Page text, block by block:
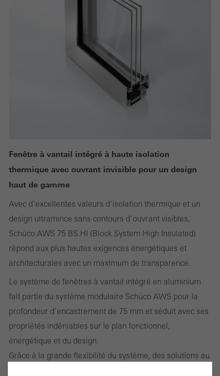
Fenêtre à vantail intégré à haute isolation
thermique avec ouvrant invisible pour un design
haut de gamme
Avec d’excellentes valeurs d’isolation thermique et un
design ultramince sans contours d’ouvrant visibles,
Schüco AWS 75 BS.HI (Block System High Insulated)
répond aux plus hautes exigences énergétiques et
architecturales avec un maximum de transparence.
Le système de fenêtres à vantail intégré en aluminium
fait partie du système modulaire Schüco AWS pour la
profondeur d’encastrement de 75 mm et séduit avec ses
propriétés indéniables sur le plan fonctionnel,
énergétique et du design.
Grâce à la grande flexibilité du système, des solutions au